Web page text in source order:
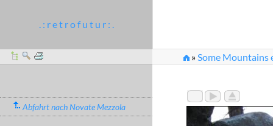
. : r e t r o f u t u r : .
»Some Mountains
Abfahrt nach Novate Mezzola